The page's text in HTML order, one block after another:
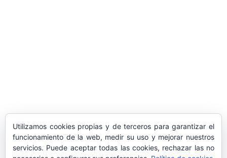
LA DELEGACIÓN DE TARRAGONA
ASISTE INVITADA A LA “CENA DE GALA
DE LAS CUATRO MARINAS”
Utilizamos cookies propias y de terceros para garantizar el
funcionamiento de la web, medir su uso y mejorar nuestros
servicios. Puede aceptar todas las cookies, rechazar las no